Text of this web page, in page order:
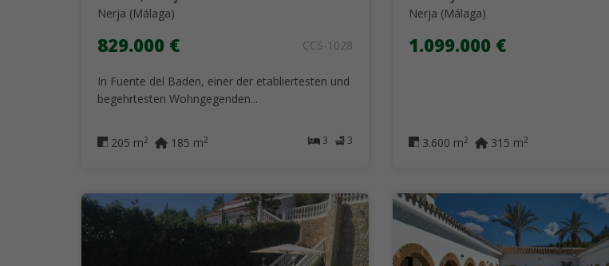
Nerja (Málaga)
829.000 € CCS-1028
In Fuente del Baden, einer der etabliertesten und
begehrtesten Wohngegenden...
3 3
205 m2 185 m2
Nerja (Málaga)
1.099.000 €
3.600 m2 315 m2